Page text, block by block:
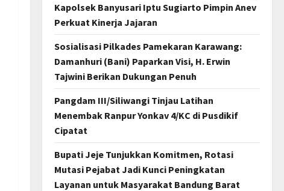
Kapolsek Banyusari Iptu Sugiarto Pimpin Anev
Perkuat Kinerja Jajaran
Sosialisasi Pilkades Pamekaran Karawang:
Damanhuri (Bani) Paparkan Visi, H. Erwin
Tajwini Berikan Dukungan Penuh
Pangdam III/Siliwangi Tinjau Latihan
Menembak Ranpur Yonkav 4/KC di Pusdikif
Cipatat
Bupati Jeje Tunjukkan Komitmen, Rotasi
Mutasi Pejabat Jadi Kunci Peningkatan
Layanan untuk Masyarakat Bandung Barat